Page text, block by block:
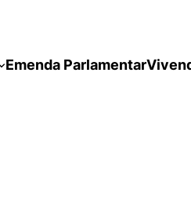
Emenda Parlamentar